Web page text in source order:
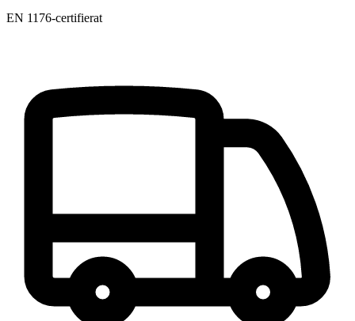
EN 1176-certifierat